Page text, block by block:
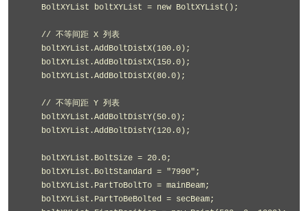
    BoltXYList boltXYList = new BoltXYList();
    // 不等间距 X 列表
    boltXYList.AddBoltDistX(100.0);
    boltXYList.AddBoltDistX(150.0);
    boltXYList.AddBoltDistX(80.0);
    // 不等间距 Y 列表
    boltXYList.AddBoltDistY(50.0);
    boltXYList.AddBoltDistY(120.0);
    boltXYList.BoltSize = 20.0;
    boltXYList.BoltStandard = "7990";
    boltXYList.PartToBoltTo = mainBeam;
    boltXYList.PartToBeBolted = secBeam;